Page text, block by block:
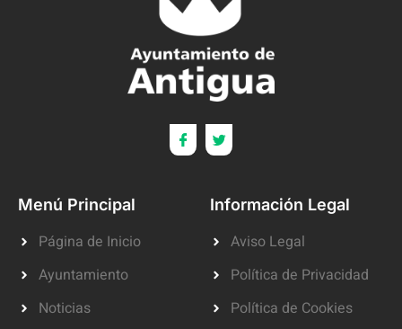
Menú Principal
Página de Inicio
Ayuntamiento
Noticias
Información Legal
Aviso Legal
Política de Privacidad
Política de Cookies